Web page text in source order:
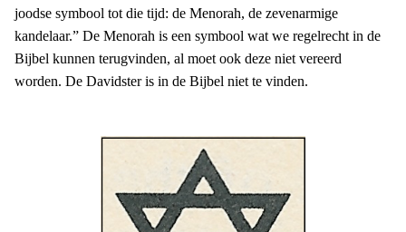
joodse symbool tot die tijd: de Menorah, de zevenarmige
kandelaar.” De Menorah is een symbool wat we regelrecht in de
Bijbel kunnen terugvinden, al moet ook deze niet vereerd
worden. De Davidster is in de Bijbel niet te vinden.